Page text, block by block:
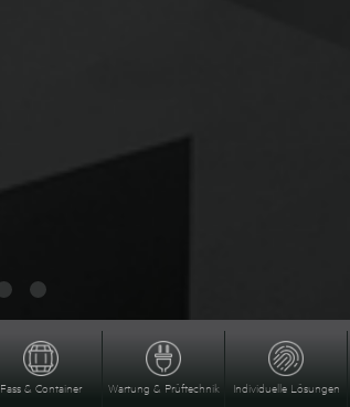
Fass & Container Wartung & Prüftechnik Individuelle Lösungen